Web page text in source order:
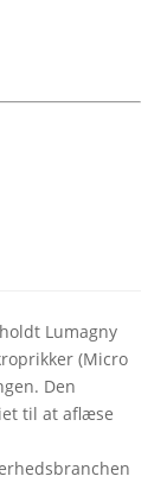
Lumagny
(Micro
Den
til at aflæse